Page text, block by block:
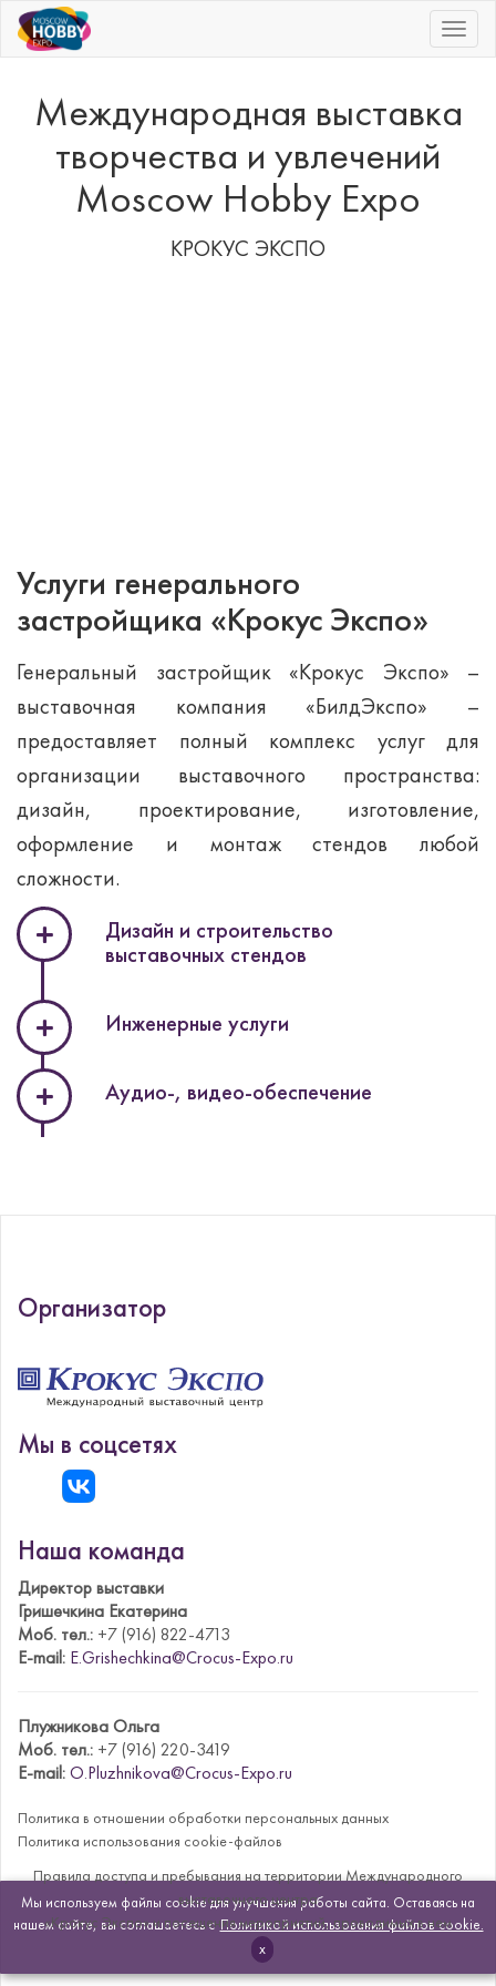
|||
Международная выставка
творчества и увлечений
Moscow Hobby Expo
КРОКУС ЭКСПО
Услуги генерального
застройщика «Крокус Экспо»
Генеральный застройщик «Крокус Экспо» –
выставочная компания «БилдЭкспо» –
предоставляет полный комплекс услуг для
организации выставочного пространства:
дизайн, проектирование, изготовление,
оформление и монтаж стендов любой
сложности.
Дизайн и строительство
выставочных стендов
Инженерные услуги
Аудио-, видео-обеспечение
Организатор
Мы в соцсетях
Наша команда
Директор выставки
Гришечкина Екатерина
Моб. тел.: +7 (916) 822-4713
E-mail: E.Grishechkina@Crocus-Expo.ru
Плужникова Ольга
Моб. тел.: +7 (916) 220-3419
E-mail:O.Pluzhnikova@Crocus-Expo.ru
Мы используем файлы cookie для улучшения работы сайта. Оставаясь на
нашем сайте, вы соглашаетесь сПолитикой использования файлов cookie.
x
Политика в отношении обработки персональных данных
Политика использования cookie-файлов
Правила доступа и пребывания на территории Международного
выставочного центра
«Крокус Экспо» и посещения мероприятий, проводимых в нем